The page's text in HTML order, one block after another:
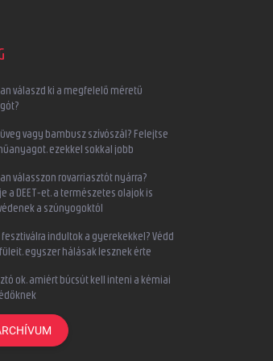
válaszd ki a megfelelő méretű
vagy bambusz szívószál? Felejtse
ezekkel sokkal jobb
válasszon rovarriasztót nyárra?
a DEET-et, a természetes olajok is
a szúnyogoktól
fesztiválra indultok a gyerekekkel? Védd
egyszer hálásak lesznek érte
ok, amiért búcsút kell inteni a kémiai